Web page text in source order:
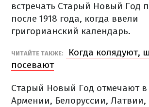
встречать Старый Новый Год
после 1918 года, когда ввели
григорианский календарь.
ЧИТАЙТЕ ТАКЖЕ:
Когда колядуют,
посевают
Старый Новый Год отмечают
Армении, Белоруссии, Латвии,